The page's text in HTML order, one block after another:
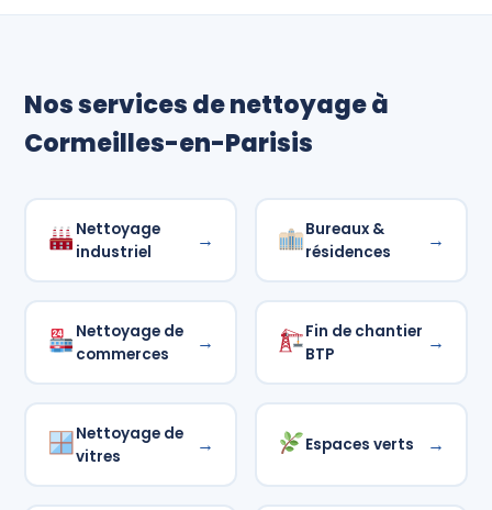
Nos services de nettoyage à
Cormeilles-en-Parisis
Nettoyage
industriel
→
Bureaux &
résidences
→
Nettoyage de
commerces
→
Fin de chantier
BTP
→
Nettoyage de
vitres
→ Espaces verts →